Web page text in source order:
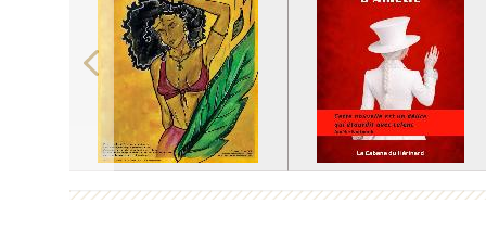
Previous